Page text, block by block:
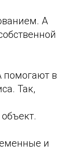
А
помогают в
Так,
и